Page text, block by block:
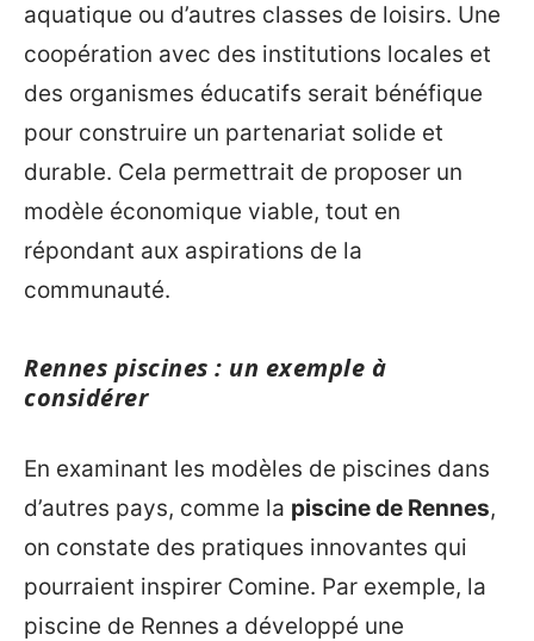
aquatique ou d’autres classes de loisirs. Une
coopération avec des institutions locales et
des organismes éducatifs serait bénéfique
pour construire un partenariat solide et
durable. Cela permettrait de proposer un
modèle économique viable, tout en
répondant aux aspirations de la
communauté.
Rennes piscines : un exemple à
considérer
En examinant les modèles de piscines dans
d’autres pays, comme la piscine de Rennes,
on constate des pratiques innovantes qui
pourraient inspirer Comine. Par exemple, la
piscine de Rennes a développé une